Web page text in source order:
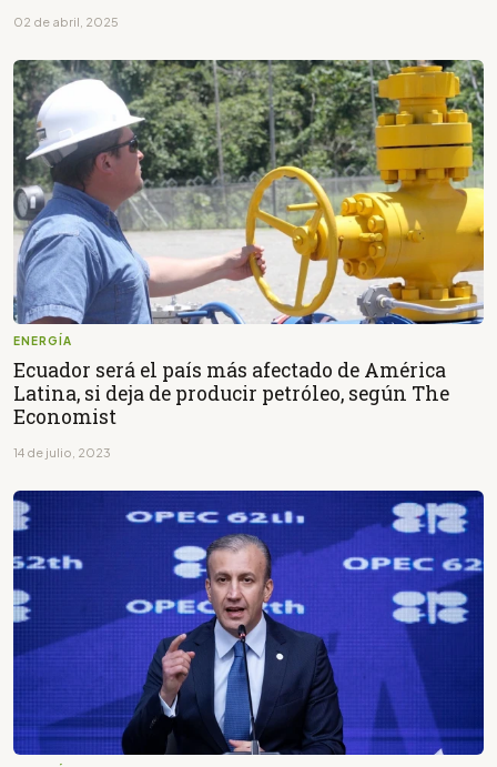
02 de abril, 2025
ENERGÍA
Ecuador será el país más afectado de América
Latina, si deja de producir petróleo, según The
Economist
14 de julio, 2023